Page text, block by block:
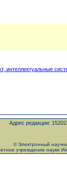
интеллектуальные
Адрес редакции:
© Электронный
учреждение науки